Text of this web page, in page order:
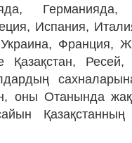
Германияда,
Испания,
Франция,
Қазақстан,
оны Отанында
Қазақстанның